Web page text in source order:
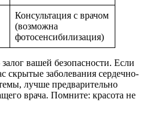
Консультация с врачом
(возможна
фотосенсибилизация)
вашей безопасности. Если
скрытые заболевания сердечно-
лучше предварительно
врача. Помните: красота не